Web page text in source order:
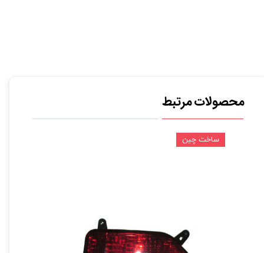
محصولات مرتبط
ساخت چین